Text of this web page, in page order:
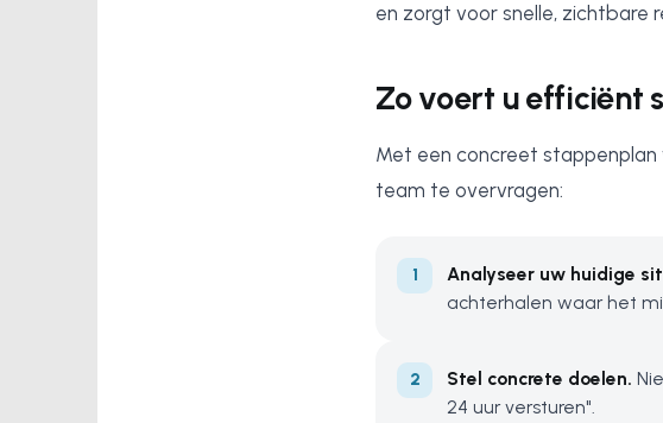
en zorgt voor snelle, zichtbare
Zo voert u efficiënt
Met een concreet
team te overvragen:
Analyseer uw huidige
achterhalen waar het
Stel concrete doelen.
24 uur versturen".